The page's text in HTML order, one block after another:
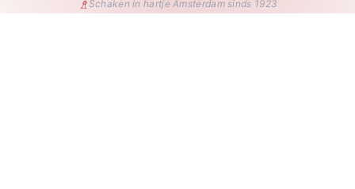
♗Schaken in hartje Amsterdam sinds 1923